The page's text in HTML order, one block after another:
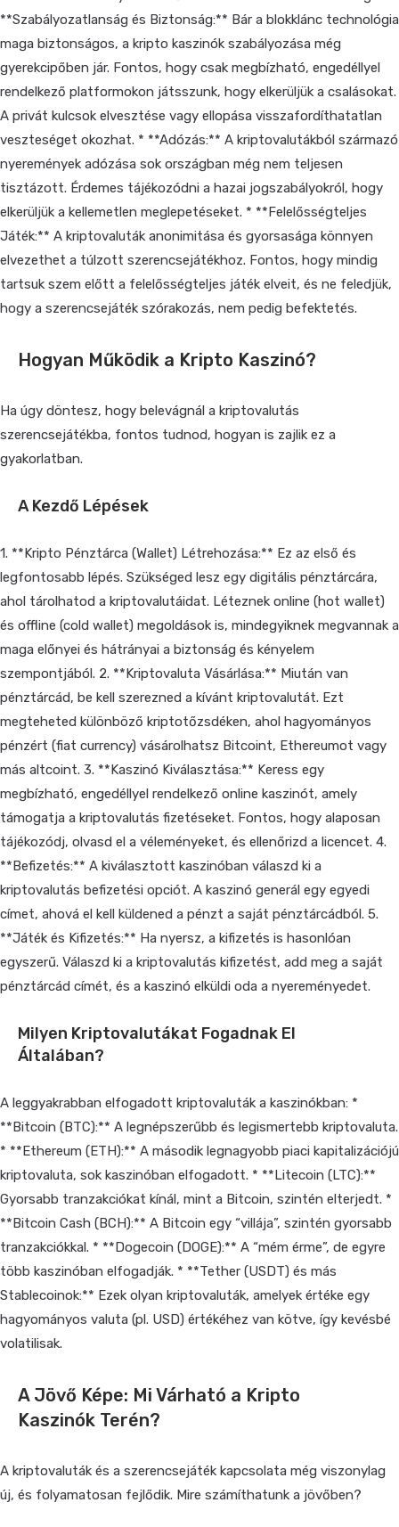
**Szabályozatlanság és Biztonság:** Bár a blokklánc technológia
maga biztonságos, a kripto kaszinók szabályozása még
gyerekcipőben jár. Fontos, hogy csak megbízható, engedéllyel
rendelkező platformokon játsszunk, hogy elkerüljük a csalásokat.
A privát kulcsok elvesztése vagy ellopása visszafordíthatatlan
veszteséget okozhat. * **Adózás:** A kriptovalutákból származó
nyeremények adózása sok országban még nem teljesen
tisztázott. Érdemes tájékozódni a hazai jogszabályokról, hogy
elkerüljük a kellemetlen meglepetéseket. * **Felelősségteljes
Játék:** A kriptovaluták anonimitása és gyorsasága könnyen
elvezethet a túlzott szerencsejátékhoz. Fontos, hogy mindig
tartsuk szem előtt a felelősségteljes játék elveit, és ne feledjük,
hogy a szerencsejáték szórakozás, nem pedig befektetés.
Hogyan Működik a Kripto Kaszinó?
Ha úgy döntesz, hogy belevágnál a kriptovalutás
szerencsejátékba, fontos tudnod, hogyan is zajlik ez a
gyakorlatban.
A Kezdő Lépések
1. **Kripto Pénztárca (Wallet) Létrehozása:** Ez az első és
legfontosabb lépés. Szükséged lesz egy digitális pénztárcára,
ahol tárolhatod a kriptovalutáidat. Léteznek online (hot wallet)
és offline (cold wallet) megoldások is, mindegyiknek megvannak a
maga előnyei és hátrányai a biztonság és kényelem
szempontjából. 2. **Kriptovaluta Vásárlása:** Miután van
pénztárcád, be kell szerezned a kívánt kriptovalutát. Ezt
megteheted különböző kriptotőzsdéken, ahol hagyományos
pénzért (fiat currency) vásárolhatsz Bitcoint, Ethereumot vagy
más altcoint. 3. **Kaszinó Kiválasztása:** Keress egy
megbízható, engedéllyel rendelkező online kaszinót, amely
támogatja a kriptovalutás fizetéseket. Fontos, hogy alaposan
tájékozódj, olvasd el a véleményeket, és ellenőrizd a licencet. 4.
**Befizetés:** A kiválasztott kaszinóban válaszd ki a
kriptovalutás befizetési opciót. A kaszinó generál egy egyedi
címet, ahová el kell küldened a pénzt a saját pénztárcádból. 5.
**Játék és Kifizetés:** Ha nyersz, a kifizetés is hasonlóan
egyszerű. Válaszd ki a kriptovalutás kifizetést, add meg a saját
pénztárcád címét, és a kaszinó elküldi oda a nyereményedet.
Milyen Kriptovalutákat Fogadnak El
Általában?
A leggyakrabban elfogadott kriptovaluták a kaszinókban: *
**Bitcoin (BTC):** A legnépszerűbb és legismertebb kriptovaluta.
* **Ethereum (ETH):** A második legnagyobb piaci kapitalizációjú
kriptovaluta, sok kaszinóban elfogadott. * **Litecoin (LTC):**
Gyorsabb tranzakciókat kínál, mint a Bitcoin, szintén elterjedt. *
**Bitcoin Cash (BCH):** A Bitcoin egy “villája”, szintén gyorsabb
tranzakciókkal. * **Dogecoin (DOGE):** A “mém érme”, de egyre
több kaszinóban elfogadják. * **Tether (USDT) és más
Stablecoinok:** Ezek olyan kriptovaluták, amelyek értéke egy
hagyományos valuta (pl. USD) értékéhez van kötve, így kevésbé
volatilisak.
A Jövő Képe: Mi Várható a Kripto
Kaszinók Terén?
A kriptovaluták és a szerencsejáték kapcsolata még viszonylag
új, és folyamatosan fejlődik. Mire számíthatunk a jövőben?